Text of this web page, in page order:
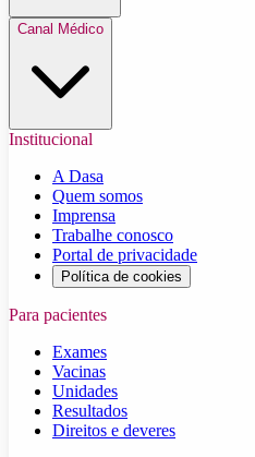
Canal Médico
Institucional
A Dasa
Quem somos
Imprensa
Trabalhe conosco
Portal de privacidade
Política de cookies
Para pacientes
Exames
Vacinas
Unidades
Resultados
Direitos e deveres